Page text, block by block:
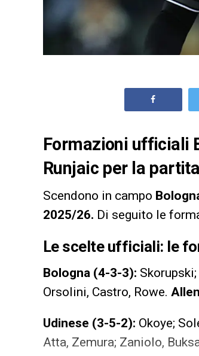
Formazioni ufficiali
Runjaicper la
Scendono in campo
2025/26. Di seguito le
Le scelte ufficiali: le
Bologna (4-3-3):
Orsolini, Castro, Rowe.
Udinese (3-5-2): Okoye;
Atta, Zemura; Zaniolo,